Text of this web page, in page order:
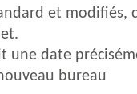
et modifiés,
date
bureau